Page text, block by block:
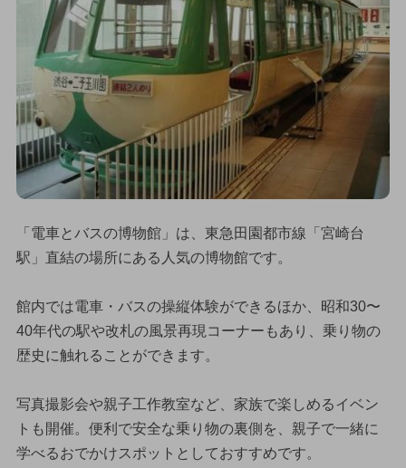
「電車とバスの博物館」は、東急田園都市線「宮崎台
駅」直結の場所にある人気の博物館です。
館内では電車・バスの操縦体験ができるほか、昭和30〜
40年代の駅や改札の風景再現コーナーもあり、乗り物の
歴史に触れることができます。
写真撮影会や親子工作教室など、家族で楽しめるイベン
トも開催。便利で安全な乗り物の裏側を、親子で一緒に
学べるおでかけスポットとしておすすめです。